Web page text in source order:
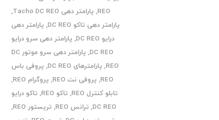
REO
, پارامتر دهی Tacho DC REO
,
پارامتر دهی تاکو DC REO
, پارامتر دهی
درایو DC REO
, پارامتر دهی سرو درایو
DC REO
,
پارامتر دهی سرو موتور DC
REO
, پارامترهای DC REO , پروفی باس
REO
, پروفی نت REO , پروگرام REO
,
تابلو کنترل REO
, تاکو REO , تاکو درایو
DC REO
, ترانس REO , تریستور REO
,